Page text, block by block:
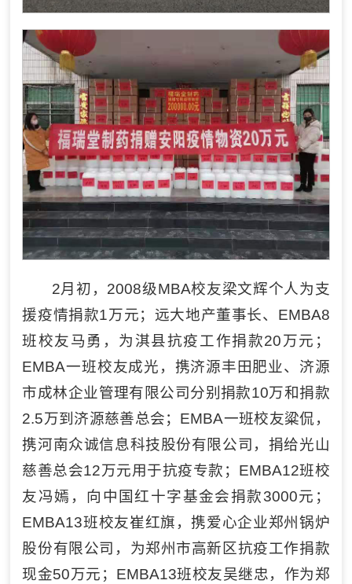
2月初，2008级MBA校友梁文辉个人为支
援疫情捐款1万元；远大地产董事长、EMBA8
班校友马勇，为淇县抗疫工作捐款20万元；
EMBA一班校友成光，携济源丰田肥业、济源
市成林企业管理有限公司分别捐款10万和捐款
2.5万到济源慈善总会；EMBA一班校友粱侃，
携河南众诚信息科技股份有限公司，捐给光山
慈善总会12万元用于抗疫专款；EMBA12班校
友冯嫣，向中国红十字基金会捐款3000元；
EMBA13班校友崔红旗，携爱心企业郑州锅炉
股份有限公司，为郑州市高新区抗疫工作捐款
现金50万元；EMBA13班校友吴继忠，作为郑